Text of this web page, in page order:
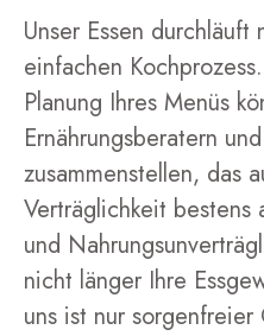
Unser Essen durchläuft
einfachen
Planung Ihres Menüs
Ernährungsberatern
zusammenstellen, das
Verträglichkeit
und
nicht länger Ihre
uns ist nur sorgenfreier